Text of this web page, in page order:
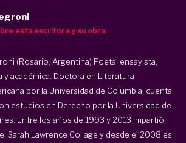
esta escritora y su obra
(Rosario, Argentina) Poeta, ensayista,
y académica. Doctora en Literatura
por la Universidad de Columbia, cuenta
estudios en Derecho por la Universidad de
Entre los años de 1993 y 2013 impartió
Sarah Lawrence Collage y desde el 2008 es